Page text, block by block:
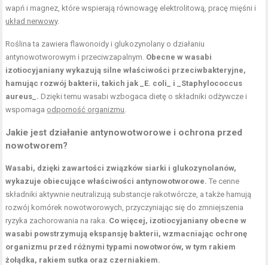
wapń i magnez, które wspierają równowagę elektrolitową, pracę mięśni i
układ nerwowy.
Roślina ta zawiera flawonoidy i glukozynolany o działaniu
antynowotworowym i przeciwzapalnym. Obecne w wasabi
izotiocyjaniany wykazują silne właściwości przeciwbakteryjne,
hamując rozwój bakterii, takich jak _E. coli_ i _Staphylococcus
aureus_. Dzięki temu wasabi wzbogaca dietę o składniki odżywcze i
wspomaga odporność organizmu
Jakie jest działanie antynowotworowe i ochrona przed
nowotworem?
Wasabi, dzięki zawartości związków siarki i glukozynolanów,
wykazuje obiecujące właściwości antynowotworowe. Te cenne
składniki aktywnie neutralizują substancje rakotwórcze, a także hamują
rozwój komórek nowotworowych, przyczyniając się do zmniejszenia
ryzyka zachorowania na raka. Co więcej, izotiocyjaniany obecne w
wasabi powstrzymują ekspansję bakterii, wzmacniając ochronę
organizmu przed różnymi typami nowotworów, w tym rakiem
żołądka, rakiem sutka oraz czerniakiem.